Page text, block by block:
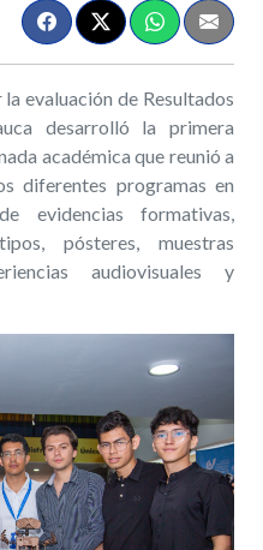
evaluación de Resultados
desarrolló la primera
académica que reunió a
diferentes programas en
evidencias formativas,
pósteres, muestras
audiovisuales y